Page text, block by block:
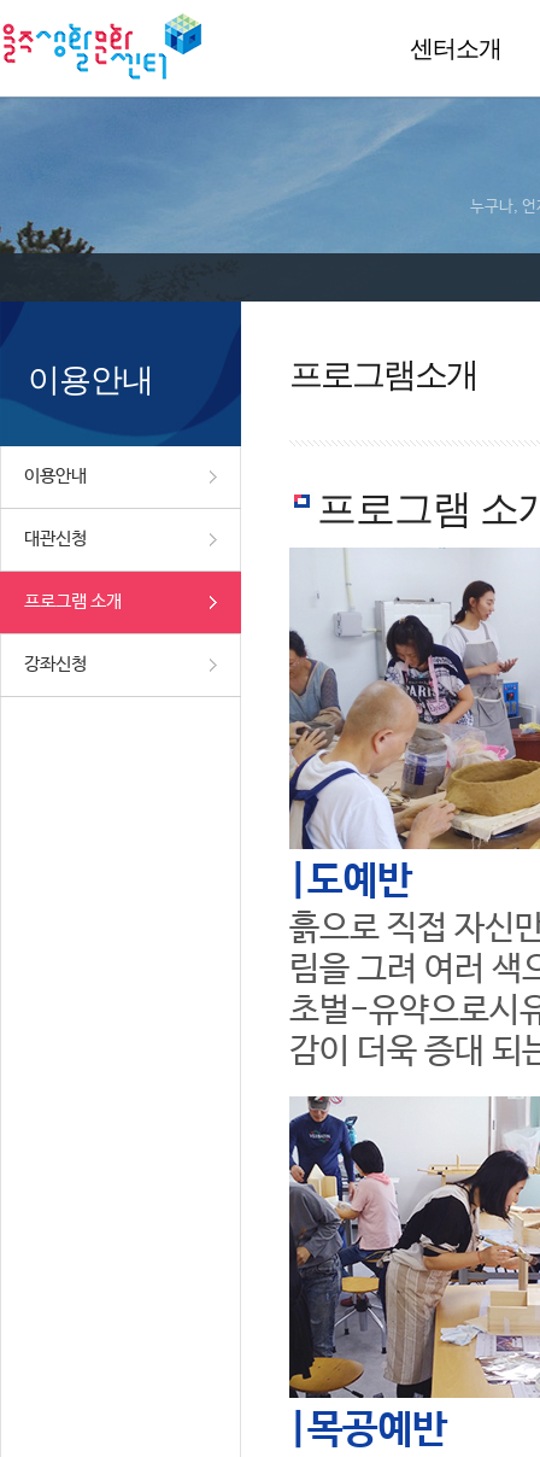
센터소개
누구나, 언
이용안내
이용안내
대관신청
프로그램 소개
강좌신청
프로그램소개
프로그램 소
|도예반
흙으로 직접 자신
림을 그려 여러 색
초벌-유약으로시
감이 더욱 증대 되
|목공예반